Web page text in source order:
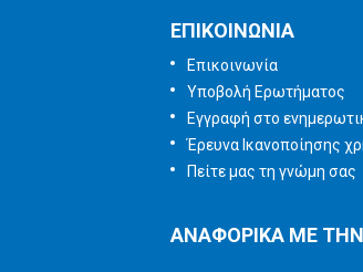
ΕΠΙΚΟΙΝΩΝΙΑ
Επικοινωνία
Υποβολή Ερωτήματος
Εγγραφή στο
Έρευνα Ικανοποίησης
Πείτε μας τη γνώμη σας
ΑΝΑΦΟΡΙΚΑ ΜΕ ΤΗΝ